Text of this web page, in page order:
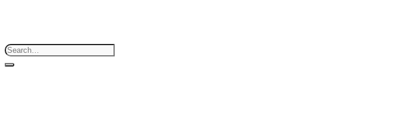
Search
for: